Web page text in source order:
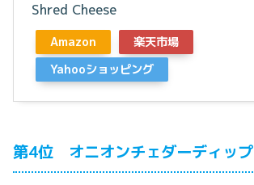
Shred Cheese
Amazon
楽天市場
Yahooショッピング
第4位 オニオンチェダーディップ